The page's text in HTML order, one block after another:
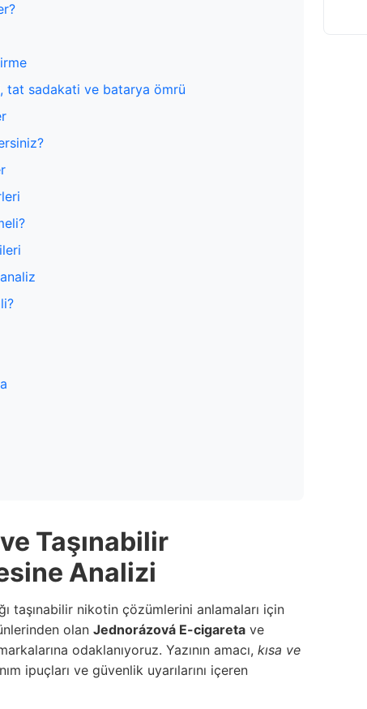
tat sadakati ve batarya ömrü
Taşınabilir
Analizi
taşınabilir nikotin çözümlerini anlamaları için
olan Jednorázová E-cigareta ve
odaklanıyoruz. Yazının amacı, kısa ve
ipuçları ve güvenlik uyarılarını içeren